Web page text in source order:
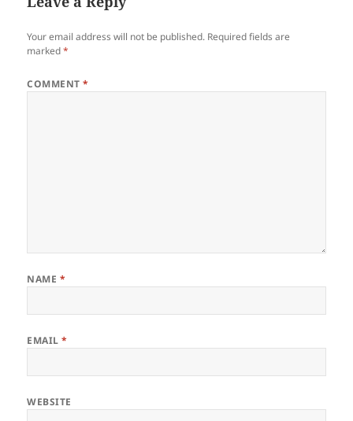
Your email address will not be published. Required fields are
marked*
COMMENT*
NAME *
EMAIL*
WEBSITE